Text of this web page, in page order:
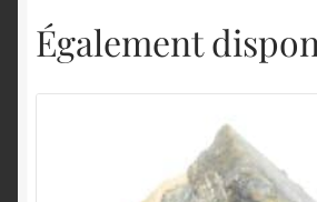
Également